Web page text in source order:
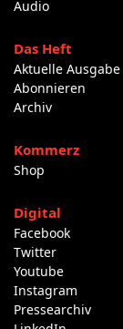
Audio
Das Heft
Aktuelle Ausgabe
Abonnieren
Archiv
Kommerz
Shop
Digital
Facebook
Twitter
Youtube
Instagram
Pressearchiv